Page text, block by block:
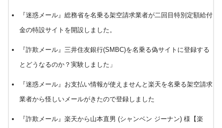
『迷惑メール』総務省を名乗る架空請求業者が二回目特別定額給付
金の特設サイトを開設しました。
『詐欺メール』三井住友銀行(SMBC)を名乗る偽サイトに登録する
とどうなるのか？実験しました 」
『迷惑メール』お支払い情報が使えませんと楽天を名乗る架空請求
業者から怪しいメールがきたので登録しました
『詐欺メール』楽天から山本直男 (シャンベン ジーナン) 様【楽